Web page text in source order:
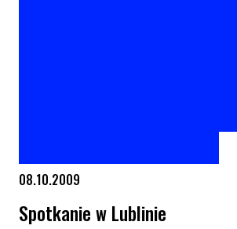
08.10.2009
Spotkanie w Lublinie